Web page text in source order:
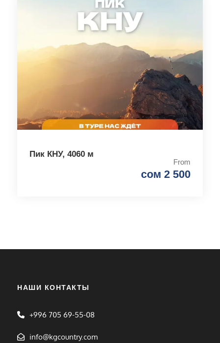
Пик КНУ, 4060 м
From
сом 2 500
НАШИ КОНТАКТЫ
+996 705 69-55-08
info@kgcountry.com